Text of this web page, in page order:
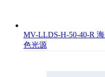
MV-LLDS-H-50-40-R
色光源